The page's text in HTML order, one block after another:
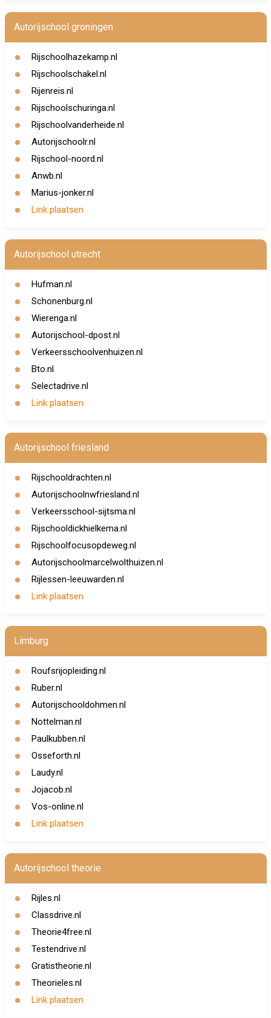
Autorijschool groningen
Rijschoolhazekamp.nl
Rijschoolschakel.nl
Rijenreis.nl
Rijschoolschuringa.nl
Rijschoolvanderheide.nl
Autorijschoolr.nl
Rijschool-noord.nl
Anwb.nl
Marius-jonker.nl
Link plaatsen
Autorijschool utrecht
Hufman.nl
Schonenburg.nl
Wierenga.nl
Autorijschool-dpost.nl
Verkeersschoolvenhuizen.nl
Bto.nl
Selectadrive.nl
Link plaatsen
Autorijschool friesland
Rijschooldrachten.nl
Autorijschoolnwfriesland.nl
Verkeersschool-sijtsma.nl
Rijschooldickhielkema.nl
Rijschoolfocusopdeweg.nl
Autorijschoolmarcelwolthuizen.nl
Rijlessen-leeuwarden.nl
Link plaatsen
Limburg
Roufsrijopleiding.nl
Ruber.nl
Autorijschooldohmen.nl
Nottelman.nl
Paulkubben.nl
Osseforth.nl
Laudy.nl
Jojacob.nl
Vos-online.nl
Link plaatsen
Autorijschool theorie
Rijles.nl
Classdrive.nl
Theorie4free.nl
Testendrive.nl
Gratistheorie.nl
Theorieles.nl
Link plaatsen